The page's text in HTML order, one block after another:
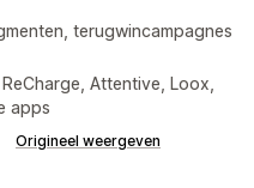
terugwincampagnes
Attentive, Loox,
apps
Origineel weergeven